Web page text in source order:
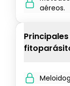
aéreos.